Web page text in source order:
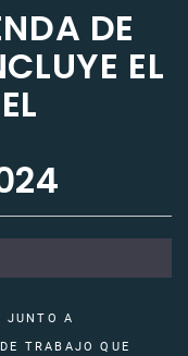
DE
EL
JUNTO A
TRABAJO QUE